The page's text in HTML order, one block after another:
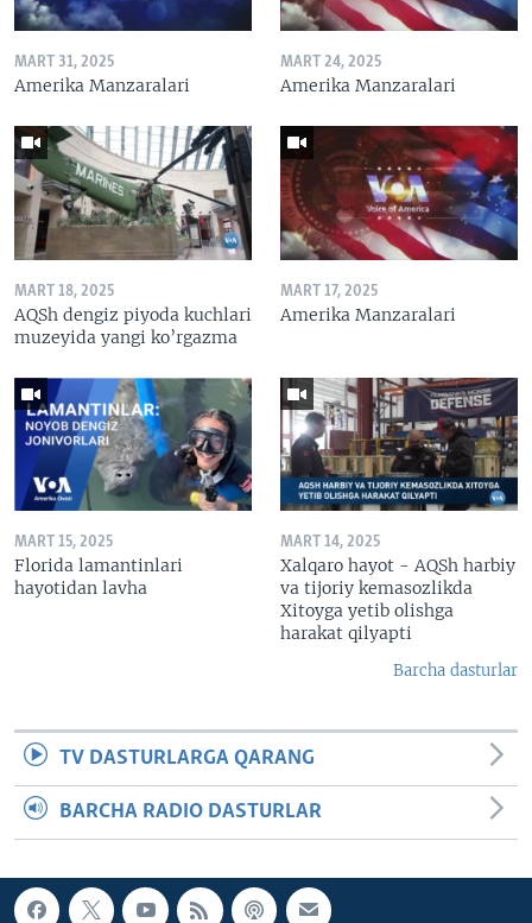
MART 31, 2025
Amerika Manzaralari
MART 24, 2025
Amerika Manzaralari
MART 18, 2025
AQSh dengiz piyoda kuchlari
muzeyida yangi ko’rgazma
MART 17, 2025
Amerika Manzaralari
MART 15, 2025
Florida lamantinlari
hayotidan lavha
MART 14, 2025
Xalqaro hayot - AQSh harbiy
va tijoriy kemasozlikda
Xitoyga yetib olishga
harakat qilyapti
Barcha dasturlar
TV DASTURLARGA QARANG
BARCHA RADIO DASTURLAR